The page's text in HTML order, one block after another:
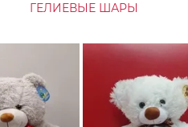
ГЕЛИЕВЫЕ ШАРЫ